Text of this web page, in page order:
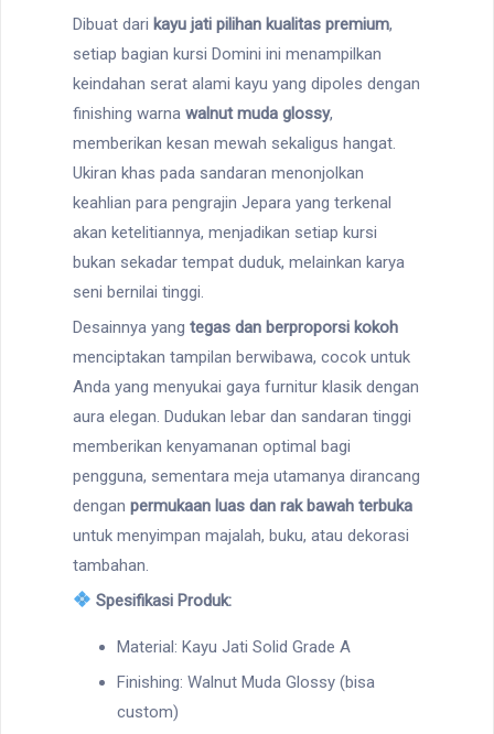
Dibuat dari kayu jati pilihan kualitas premium,
setiap bagian kursi Domini ini menampilkan
keindahan serat alami kayu yang dipoles dengan
finishing warna walnut muda glossy,
memberikan kesan mewah sekaligus hangat.
Ukiran khas pada sandaran menonjolkan
keahlian para pengrajin Jepara yang terkenal
akan ketelitiannya, menjadikan setiap kursi
bukan sekadar tempat duduk, melainkan karya
seni bernilai tinggi.
Desainnya yang tegas dan berproporsi kokoh
menciptakan tampilan berwibawa, cocok untuk
Anda yang menyukai gaya furnitur klasik dengan
aura elegan. Dudukan lebar dan sandaran tinggi
memberikan kenyamanan optimal bagi
pengguna, sementara meja utamanya dirancang
dengan permukaan luas dan rak bawah terbuka
untuk menyimpan majalah, buku, atau dekorasi
tambahan.
Spesifikasi Produk:
Material: Kayu Jati Solid Grade A
Finishing: Walnut Muda Glossy (bisa
custom)